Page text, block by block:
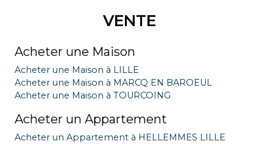
VENTE
Acheter une Maison
Acheter une Maison à LILLE
Acheter une Maison à MARCQ EN BAROEUL
Acheter une Maison à TOURCOING
Acheter un Appartement
Acheter un Appartement à HELLEMMES LILLE